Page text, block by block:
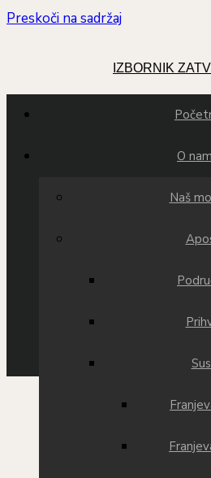
Preskoči na sadržaj
IZBORNIK
O
Naš